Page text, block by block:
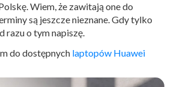
Wiem, że zawitają one do
są jeszcze nieznane. Gdy tylko
razu o tym napiszę.
do dostępnych laptopów Huawei